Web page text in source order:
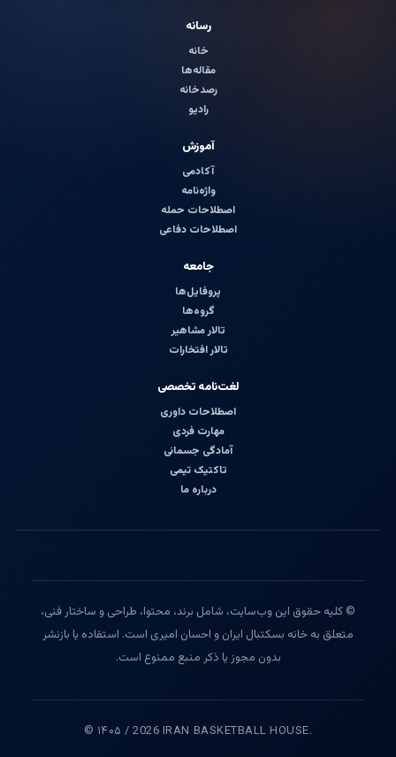
رسانه
خانه
مقاله‌ها
رصدخانه
رادیو
آموزش
آکادمی
واژه‌نامه
اصطلاحات حمله
اصطلاحات دفاعی
جامعه
پروفایل‌ها
گروه‌ها
تالار مشاهیر
تالار افتخارات
لغت‌نامه تخصصی
اصطلاحات داوری
مهارت فردی
آمادگی جسمانی
تاکتیک تیمی
درباره ما
© کلیه حقوق این وب‌سایت، شامل برند، محتوا، طراحی و ساختار فنی،
متعلق به خانه بسکتبال ایران و احسان امیری است. استفاده یا بازنشر
بدون مجوز یا ذکر منبع ممنوع است.
© ۱۴۰۵ / 2026 IRAN BASKETBALL HOUSE.